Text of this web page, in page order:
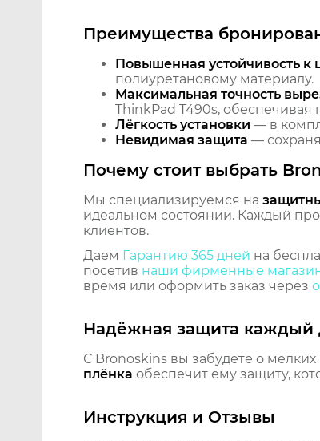
Преимущества
Повышенная устойчивость к
полиуретановому материалу.
Максимальная точность
ThinkPad T490s, обеспечивая
Лёгкость установки — в
Невидимая защита —
Почему стоит выбрать
Мы специализируемся на
идеальном состоянии. Каждый
клиентов.
Даем Гарантию 365 дней на
посетив наши фирменные
время или оформить заказ через
Надёжная защита каждый
С Bronoskins вы забудете о
плёнка обеспечит ему защиту,
Инструкция и Отзывы